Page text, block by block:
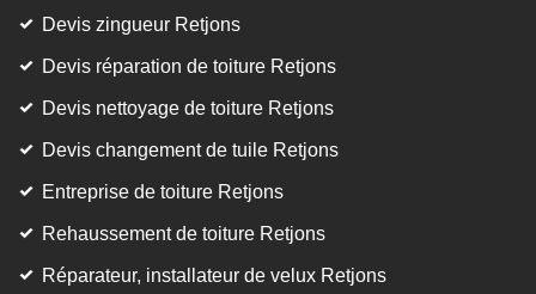
Devis zingueur Retjons
Devis réparation de toiture Retjons
Devis nettoyage de toiture Retjons
Devis changement de tuile Retjons
Entreprise de toiture Retjons
Rehaussement de toiture Retjons
Réparateur, installateur de velux Retjons